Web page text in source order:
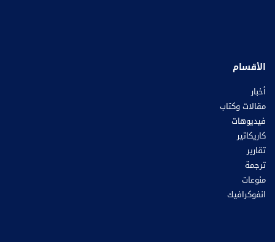
الأقسام
أخبار
مقالات وكتاب
فيديوهات
كاريكاتير
تقارير
ترجمة
منوعات
انفوكرافيك